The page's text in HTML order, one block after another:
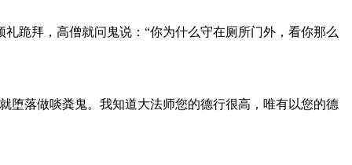
拜，高僧就问鬼说：“你为什么守在厕所门外，看你那么
落做啖粪鬼。我知道大法师您的德行很高，唯有以您的德